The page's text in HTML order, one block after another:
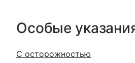
Особые
С осторожностью